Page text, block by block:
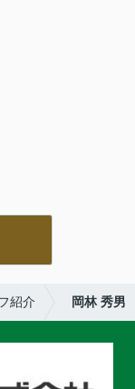
紹介 岡林 秀男